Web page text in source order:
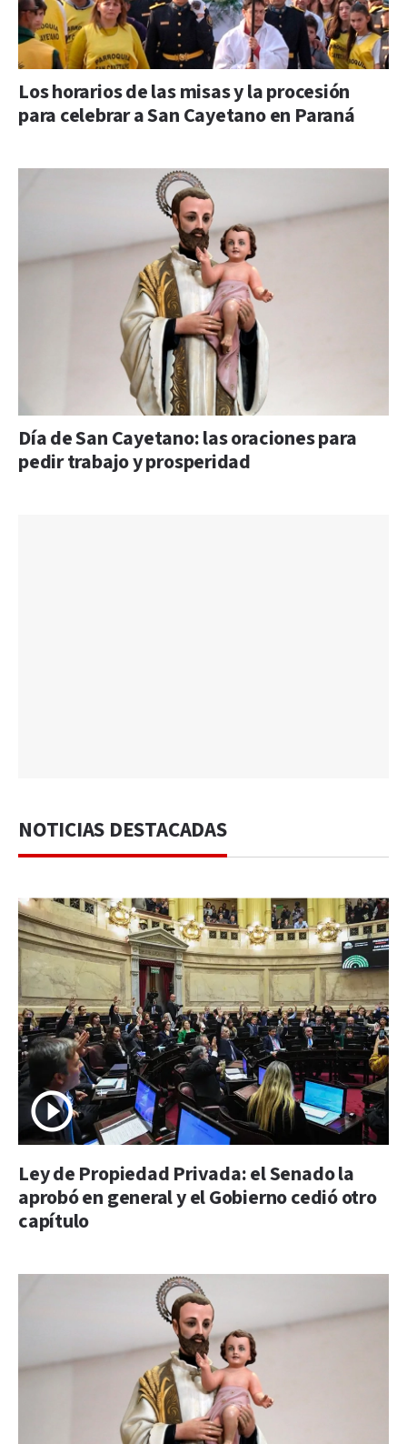
Los horarios de las misas y la procesión
para celebrar a San Cayetano en Paraná
Día de San Cayetano: las oraciones para
pedir trabajo y prosperidad
NOTICIAS DESTACADAS
Ley de Propiedad Privada: el Senado la
aprobó en general y el Gobierno cedió otro
capítulo